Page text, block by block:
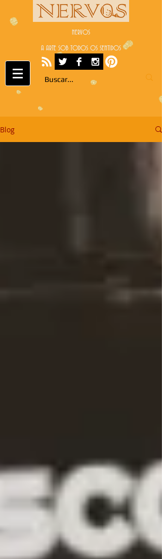
NERVOS
A ARTE SOB TODOS OS SENTIDOS
Blog